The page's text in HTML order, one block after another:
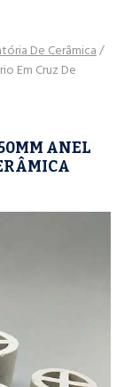
De Cerâmica/
Em Cruz De
ANEL